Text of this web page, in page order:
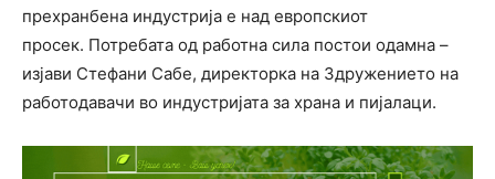
прехранбена индустрија е над европскиот
просек. Потребата од работна сила постои одамна –
изјави Стефани Сабе, директорка на Здружението на
работодавачи во индустријата за храна и пијалаци.